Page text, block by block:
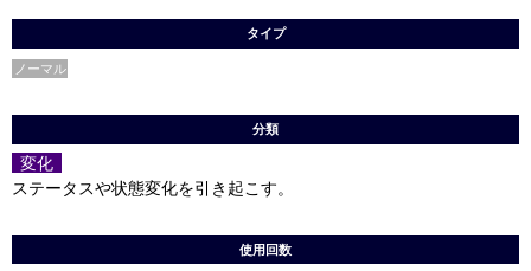
タイプ
ノーマル
分類
変化
ステータスや状態変化を引き起こす。
使用回数